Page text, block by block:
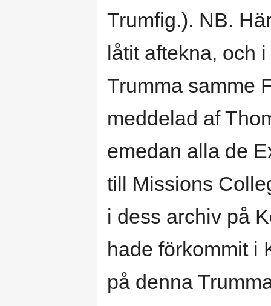
Trumfig.). NB.
låtit aftekna, och
Trumma samme
meddelad af
emedan alla de
till Missions
i dess archiv på
hade förkommit i
på denna